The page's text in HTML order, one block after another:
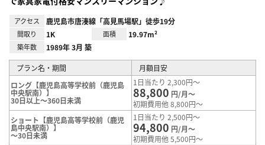
アクセス 鹿児島市唐湊線「高見馬場駅」徒歩19分
間取り 1K 面積 19.97m²
築年数 1989年 3月 築
プラン名・期間
月額目安
ロング【鹿児島高等学校前（鹿児島
中央駅南）】
30日以上～360日未満
1日当たり 2,300円～
88,800 円/月～
初期費用他 8,800円～
ショート【鹿児島高等学校前（鹿児
島中央駅南）】
～30日未満
1日当たり 2,500円～
94,800 円/月～
初期費用他 5,500円～